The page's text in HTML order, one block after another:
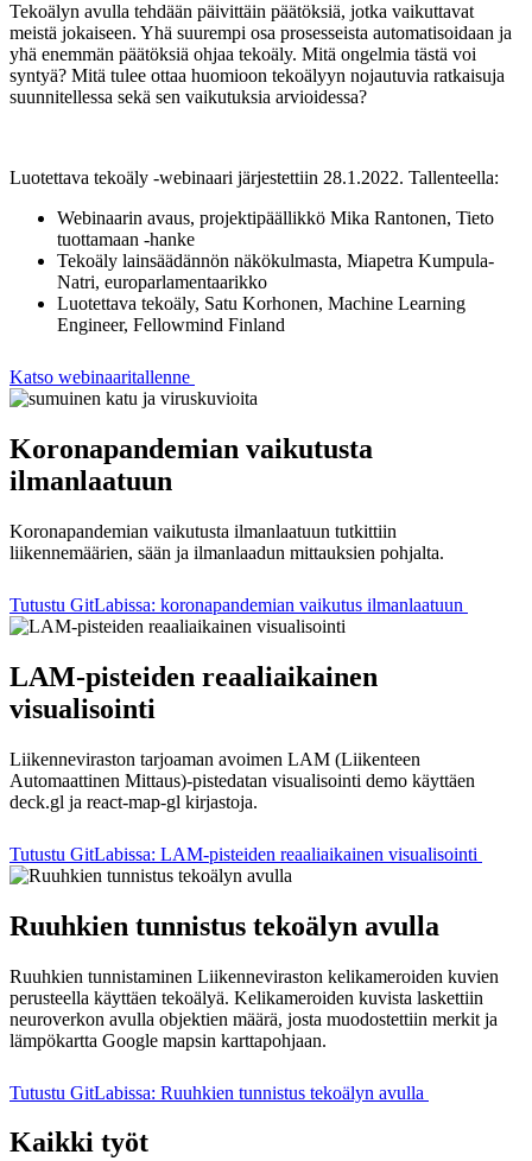
Tekoälyn avulla tehdään päivittäin päätöksiä, jotka vaikuttavat
meistä jokaiseen. Yhä suurempi osa prosesseista automatisoidaan ja
yhä enemmän päätöksiä ohjaa tekoäly. Mitä ongelmia tästä voi
syntyä? Mitä tulee ottaa huomioon tekoälyyn nojautuvia ratkaisuja
suunnitellessa sekä sen vaikutuksia arvioidessa?
Luotettava tekoäly -webinaari järjestettiin 28.1.2022. Tallenteella:
Webinaarin avaus, projektipäällikkö Mika Rantonen, Tieto
tuottamaan -hanke
Tekoäly lainsäädännön näkökulmasta, Miapetra Kumpula-
Natri, europarlamentaarikko
Luotettava tekoäly, Satu Korhonen, Machine Learning
Engineer, Fellowmind Finland
Katso webinaaritallenne
Koronapandemian vaikutusta
ilmanlaatuun
Koronapandemian vaikutusta ilmanlaatuun tutkittiin
liikennemäärien, sään ja ilmanlaadun mittauksien pohjalta.
Tutustu GitLabissa: koronapandemian vaikutus ilmanlaatuun
LAM-pisteiden reaaliaikainen
visualisointi
Liikenneviraston tarjoaman avoimen LAM (Liikenteen
Automaattinen Mittaus)-pistedatan visualisointi demo käyttäen
deck.gl ja react-map-gl kirjastoja.
Tutustu GitLabissa: LAM-pisteiden reaaliaikainen visualisointi
Ruuhkien tunnistus tekoälyn avulla
Ruuhkien tunnistaminen Liikenneviraston kelikameroiden kuvien
perusteella käyttäen tekoälyä. Kelikameroiden kuvista laskettiin
neuroverkon avulla objektien määrä, josta muodostettiin merkit ja
lämpökartta Google mapsin karttapohjaan.
Tutustu GitLabissa: Ruuhkien tunnistus tekoälyn avulla
Kaikki työt